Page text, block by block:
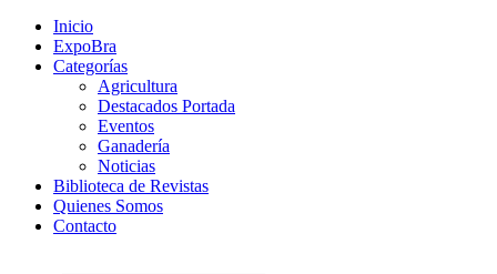
Inicio
ExpoBra
Categorías
Agricultura
Destacados Portada
Eventos
Ganadería
Noticias
Biblioteca de Revistas
Quienes Somos
Contacto